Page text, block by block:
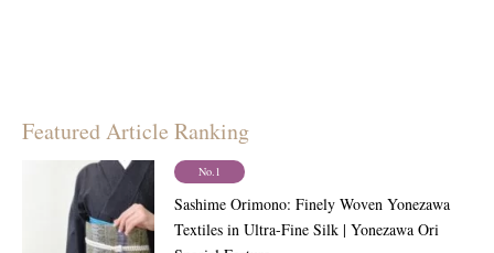
Featured Article Ranking
No.1
Sashime Orimono: Finely Woven Yonezawa
Textiles in Ultra-Fine Silk | Yonezawa Ori